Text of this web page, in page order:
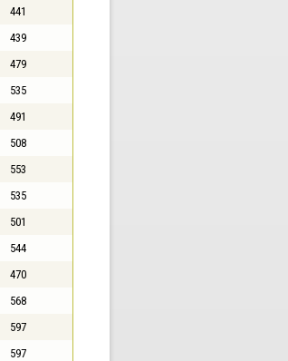
441
439
479
535
491
508
553
535
501
544
470
568
597
597